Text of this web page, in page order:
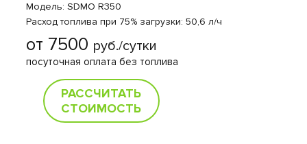
Модель: SDMO R350
Расход топлива при 75% загрузки: 50,6 л/ч
от 7500 руб./сутки
посуточная оплата без топлива
РАССЧИТАТЬ
СТОИМОСТЬ